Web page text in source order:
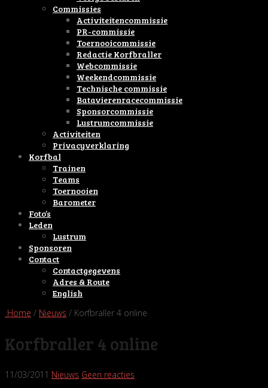
Commissies
Activiteitencommissie
PR-commissie
Toernooicommissie
Redactie Korfbraller
Webcommissie
Weekendcommissie
Technische commissie
Batavierenracecommissie
Sponsorcommissie
Lustrumcommissie
Activiteiten
Privacyverklaring
Korfbal
Trainen
Teams
Toernooien
Barometer
Foto’s
Leden
Lustrum
Sponsoren
Contact
Contactgegevens
Adres & Route
English
Home / Nieuws / Korfbraller 4 online
Korfbraller 4 online
11/03/2011 Nieuws Geen reacties